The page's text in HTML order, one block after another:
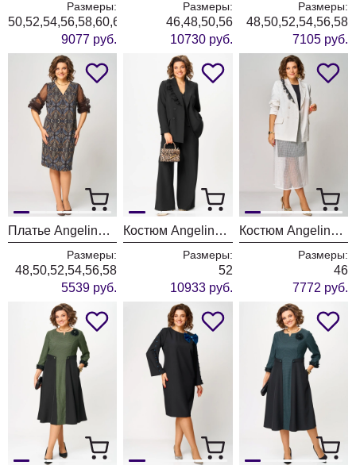
Размеры:
50,52,54,56,58,60,62
9077 руб.
Размеры:
46,48,50,56
10730 руб.
Размеры:
48,50,52,54,56,58
7105 руб.
Платье Angelina & Company 1277
Размеры:
48,50,52,54,56,58
5539 руб.
Костюм Angelina & Company 1276
Размеры:
52
10933 руб.
Костюм Angelina & Company 1272
Размеры:
46
7772 руб.